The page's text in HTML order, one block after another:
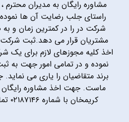
مشاوره رایگان به مدیران
راستای جلب رضایت آن ها
شرکت در را در کمترین زمان و به
مشتریان قرار می دهد.ثبت
اخذ کلیه مجوزهای لازم برای یک
نموده و در تمامی امور جهت به
برند متقاضیان را یاری می
ماست. جهت اخذ مشاوره
کریمخان با شماره ۰۲۱۸۷۱۴۶ تماس حاصل فرمایید.